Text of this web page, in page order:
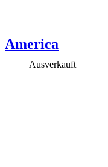
America
Ausverkauft